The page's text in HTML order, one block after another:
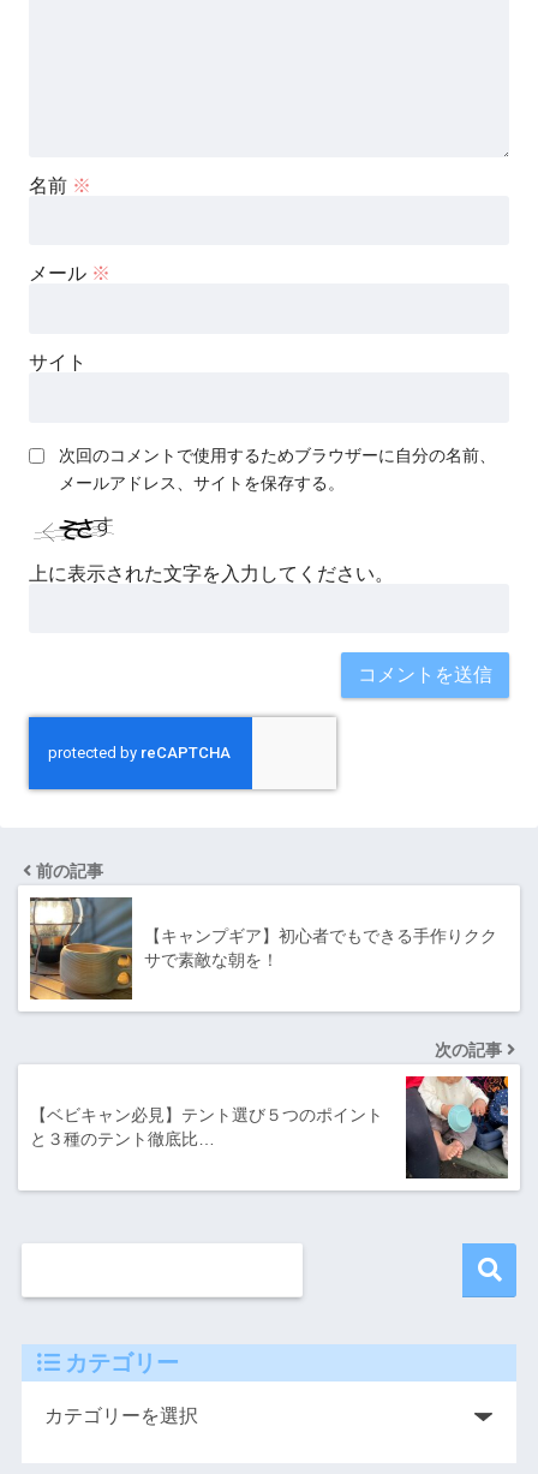
名前 ※
メール ※
サイト
次回のコメントで使用するためブラウザーに自分の名前、
メールアドレス、サイトを保存する。
上に表示された文字を入力してください。
前の記事
【キャンプギア】初心者でもできる手作りクク
サで素敵な朝を！
次の記事
【ベビキャン必見】テント選び５つのポイント
と３種のテント徹底比…
カテゴリー